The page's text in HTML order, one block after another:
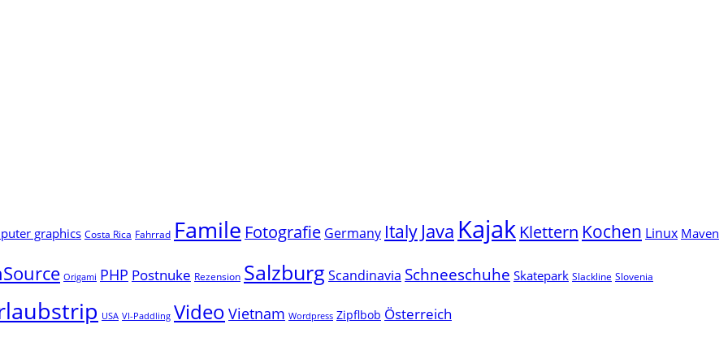
graphics Costa Rica Fahrrad Famile Fotografie Germany Italy Java Kajak Klettern Kochen Linux Maven
Origami PHP Postnuke Rezension SalzburgScandinavia Schneeschuhe Skatepark Slackline Slovenia
USA VI-Paddling Video Vietnam Wordpress Zipflbob Österreich